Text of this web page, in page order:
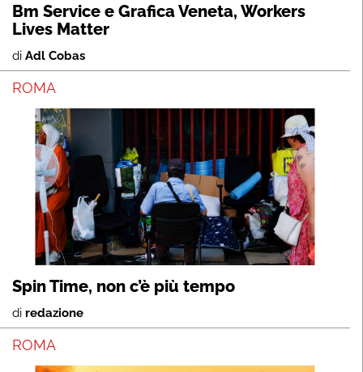
Bm Service e Grafica Veneta, Workers
Lives Matter
di Adl Cobas
ROMA
Spin Time, non c’è più tempo
di redazione
ROMA